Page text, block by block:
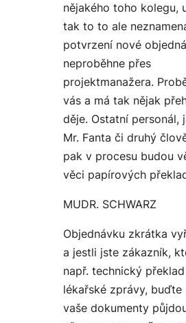
nějakého toho kolegu,
tak to to ale
potvrzení nové
neproběhne přes
projektmanažera.
vás a má tak nějak
děje. Ostatní personál,
Mr. Fanta či druhý
pak v procesu budou
věci papírových
MUDR. SCHWARZ
Objednávku zkrátka
a jestli jste zákazník,
např. technický
lékařské zprávy, buďte
vaše dokumenty